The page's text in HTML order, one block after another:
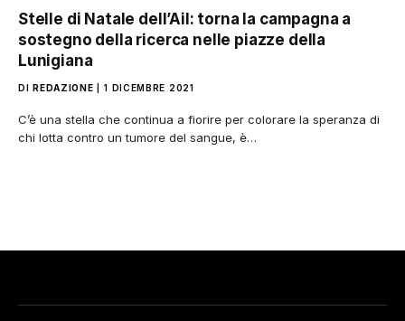
Stelle di Natale dell’Ail: torna la campagna a
sostegno della ricerca nelle piazze della
Lunigiana
DI REDAZIONE 1 DICEMBRE 2021
C’è una stella che continua a fiorire per colorare la speranza di
chi lotta contro un tumore del sangue, è…